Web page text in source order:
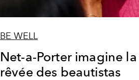
BE WELL
Net-a-Porter imagine
rêvée des beautistas